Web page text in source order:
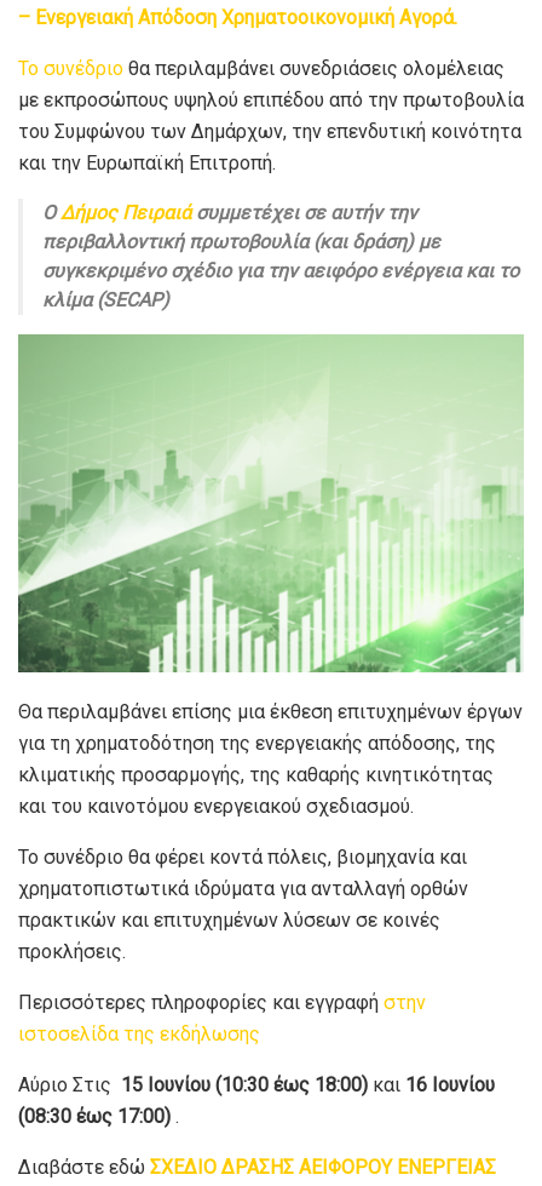
– Ενεργειακή Απόδοση Χρηματοοικονομική Αγορά.
Το συνέδριο θα περιλαμβάνει συνεδριάσεις ολομέλειας
με εκπροσώπους υψηλού επιπέδου από την πρωτοβουλία
του Συμφώνου των Δημάρχων, την επενδυτική κοινότητα
και την Ευρωπαϊκή Επιτροπή.
OΔήμος Πειραιάσυμμετέχει σε αυτήν την
περιβαλλοντική πρωτοβουλία (και δράση) με
συγκεκριμένο σχέδιο για την αειφόρο ενέργεια και το
κλίμα (SECAP)
Θα περιλαμβάνει επίσης μια έκθεση επιτυχημένων έργων
για τη χρηματοδότηση της ενεργειακής απόδοσης, της
κλιματικής προσαρμογής, της καθαρής κινητικότητας
και του καινοτόμου ενεργειακού σχεδιασμού.
Το συνέδριο θα φέρει κοντά πόλεις, βιομηχανία και
χρηματοπιστωτικά ιδρύματα για ανταλλαγή ορθών
πρακτικών και επιτυχημένων λύσεων σε κοινές
προκλήσεις.
Περισσότερες πληροφορίες και εγγραφή στην
ιστοσελίδα της εκδήλωσης
Αύριο Στις 15 Ιουνίου (10:30 έως 18:00) και 16 Ιουνίου
(08:30 έως 17:00) .
Διαβάστε εδώ ΣΧΕΔΙΟ ΔΡΑΣΗΣ ΑΕΙΦΟΡΟΥ ΕΝΕΡΓΕΙΑΣ